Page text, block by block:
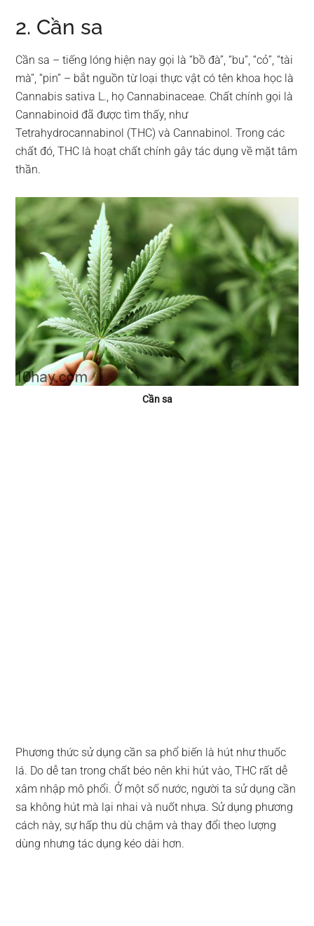
2. Cần sa
Cần sa – tiếng lóng hiện nay gọi là “bồ đà”, “bu”, “cỏ”, “tài
mà”, “pin” – bắt nguồn từ loại thực vật có tên khoa học là
Cannabis sativa L., họ Cannabinaceae. Chất chính gọi là
Cannabinoid đã được tìm thấy, như
Tetrahydrocannabinol (THC) và Cannabinol. Trong các
chất đó, THC là hoạt chất chính gây tác dụng về mặt tâm
thần.
Cần sa
Phương thức sử dụng cần sa phổ biến là hút như thuốc
lá. Do dễ tan trong chất béo nên khi hút vào, THC rất dễ
xâm nhập mô phổi. Ở một số nước, người ta sử dụng cần
sa không hút mà lại nhai và nuốt nhựa. Sử dụng phương
cách này, sự hấp thu dù chậm và thay đổi theo lượng
dùng nhưng tác dụng kéo dài hơn.